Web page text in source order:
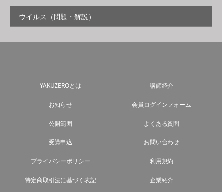
ウイルス（問題・解説）
YAKUZEROとは 講師紹介
お知らせ 会員ログインフォーム
公開範囲 よくある質問
受講申込 お問い合わせ
プライバシーポリシー 利用規約
特定商取引法に基づく表記 企業紹介